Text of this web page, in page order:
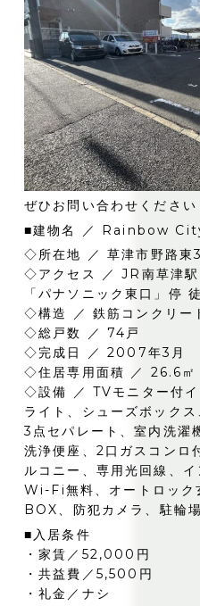
ぜひお問い合わせください
■建物名 ／ Rainbow
◇所在地 ／ 草津市野路東
◇アクセス ／ JR南草津
「パナソニック東口」停
◇構造 ／ 鉄筋コンクリ
◇総戸数 ／ 74戸
◇完成日 ／ 2007年3月
◇住居専用面積 ／ 26.6㎡
◇設備 ／ TVモニター付イ
ライト、シューズボック
3点セパレート、室内洗濯
洗浄便座、2口ガスコンロ
ルコニー、専用光回線、
Wi-Fi無料、オートロック
BOX、防犯カメラ、駐輪
■入居条件
・家賃／52,000円
・共益費／5,500円
・礼金／ナシ